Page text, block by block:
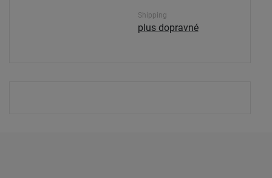
Shipping
plus dopravné